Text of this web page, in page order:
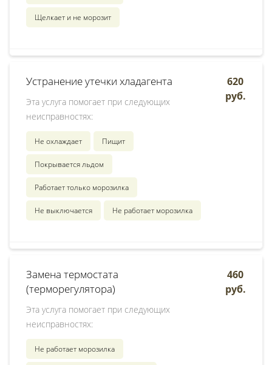
Щелкает и не морозит
Устранение утечки хладагента
Эта услуга помогает при следующих
неисправностях:
Не охлаждает Пищит
Покрывается льдом
Работает только морозилка
Не выключается Не работает морозилка
620
руб.
Замена термостата
(терморегулятора)
Эта услуга помогает при следующих
неисправностях:
Не работает морозилка
460
руб.